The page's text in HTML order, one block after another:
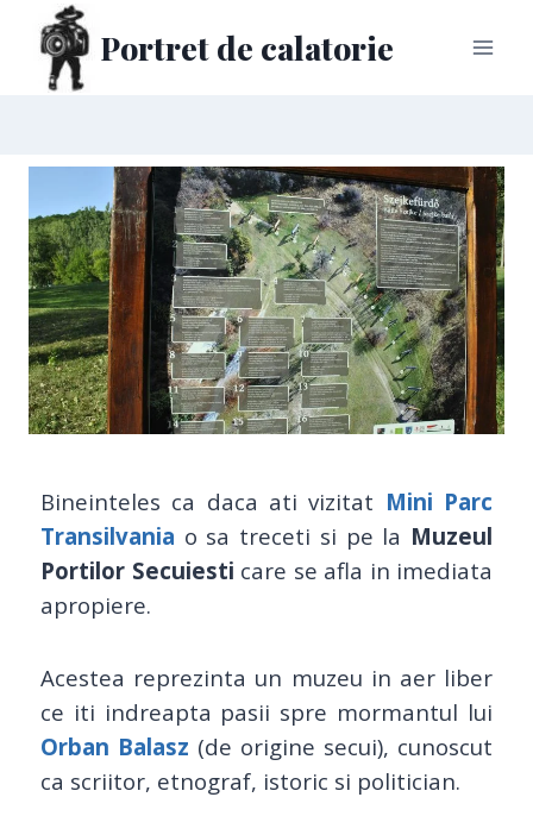
Portret de calatorie
Bineinteles ca daca ati vizitat Mini Parc
Transilvania o sa treceti si pe la Muzeul
Portilor Secuiesti care se afla in imediata
apropiere.
Acestea reprezinta un muzeu in aer liber
ce iti indreapta pasii spre mormantul lui
Orban Balasz (de origine secui), cunoscut
ca scriitor, etnograf, istoric si politician.